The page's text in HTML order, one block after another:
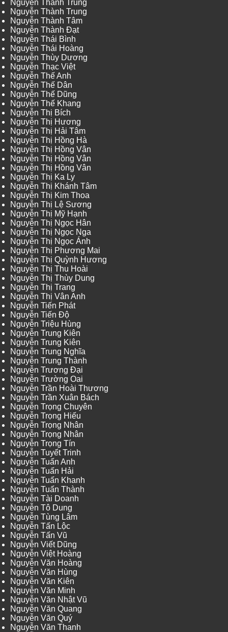
Nguyễn Thành Trung
Nguyễn Thành Trung
Nguyễn Thành Tâm
Nguyễn Thành Đạt
Nguyễn Thái Bình
Nguyễn Thái Hoàng
Nguyễn Thùy Dương
Nguyễn Thạc Việt
Nguyễn Thế Anh
Nguyễn Thế Dân
Nguyễn Thế Dũng
Nguyễn Thế Khang
Nguyễn Thị Bích
Nguyễn Thị Hương
Nguyễn Thị Hải Tâm
Nguyễn Thị Hồng Hà
Nguyễn Thị Hồng Vân
Nguyễn Thị Hồng Vân
Nguyễn Thị Hồng Vân
Nguyễn Thị Ka Ly
Nguyễn Thị Khánh Tâm
Nguyễn Thị Kim Thoa
Nguyễn Thị Lệ Sương
Nguyễn Thị Mỹ Hạnh
Nguyễn Thị Ngọc Hân
Nguyễn Thị Ngọc Nga
Nguyễn Thị Ngọc Ánh
Nguyễn Thị Phương Mai
Nguyễn Thị Quỳnh Hương
Nguyễn Thị Thu Hoài
Nguyễn Thị Thùy Dung
Nguyễn Thị Trang
Nguyễn Thị Vân Anh
Nguyễn Tiến Phát
Nguyễn Tiến Độ
Nguyễn Triệu Hùng
Nguyễn Trung Kiên
Nguyễn Trung Kiên
Nguyễn Trung Nghĩa
Nguyễn Trung Thành
Nguyễn Trương Đại
Nguyễn Trường Oai
Nguyễn Trần Hoài Thương
Nguyễn Trần Xuân Bách
Nguyễn Trọng Chuyên
Nguyễn Trọng Hiếu
Nguyễn Trọng Nhân
Nguyễn Trọng Nhân
Nguyễn Trọng Tín
Nguyễn Tuyết Trinh
Nguyễn Tuấn Anh
Nguyễn Tuấn Hải
Nguyễn Tuấn Khanh
Nguyễn Tuấn Thành
Nguyễn Tài Doanh
Nguyễn Tô Dung
Nguyễn Tùng Lâm
Nguyễn Tấn Lộc
Nguyễn Tấn Vũ
Nguyễn Viết Dũng
Nguyễn Việt Hoàng
Nguyễn Văn Hoàng
Nguyễn Văn Hùng
Nguyễn Văn Kiên
Nguyễn Văn Minh
Nguyễn Văn Nhật Vũ
Nguyễn Văn Quang
Nguyễn Văn Quý
Nguyễn Văn Thanh